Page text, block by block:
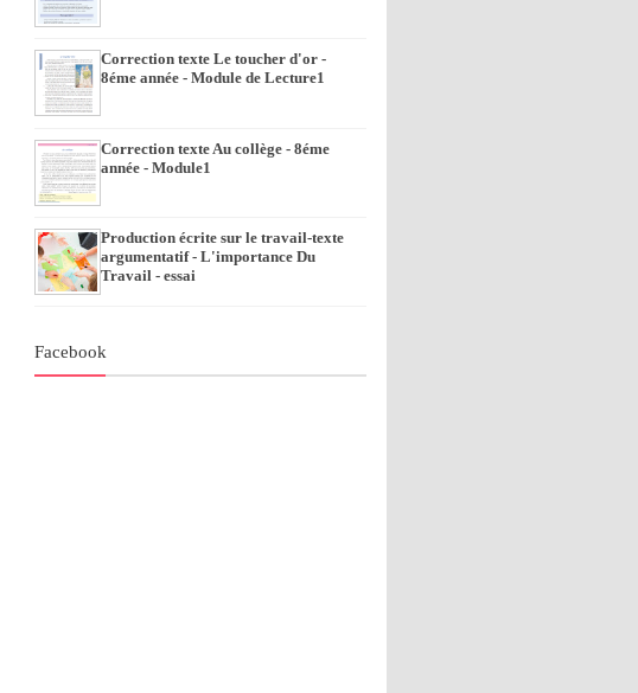
Correction texte Le toucher d'or -
8éme année - Module de Lecture1
Correction texte Au collège - 8éme
année - Module1
Production écrite sur le travail-texte
argumentatif - L'importance Du
Travail - essai
Facebook